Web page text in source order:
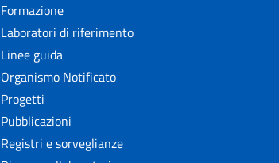
Formazione
Laboratori di riferimento
Linee guida
Organismo Notificato
Progetti
Pubblicazioni
Registri e sorveglianze